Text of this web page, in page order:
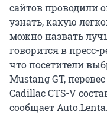
сайтов проводили
узнать, какую
можно назвать
говорится в пресс-
что посетители
Mustang GT,
Cadillac CTS-V
сообщает